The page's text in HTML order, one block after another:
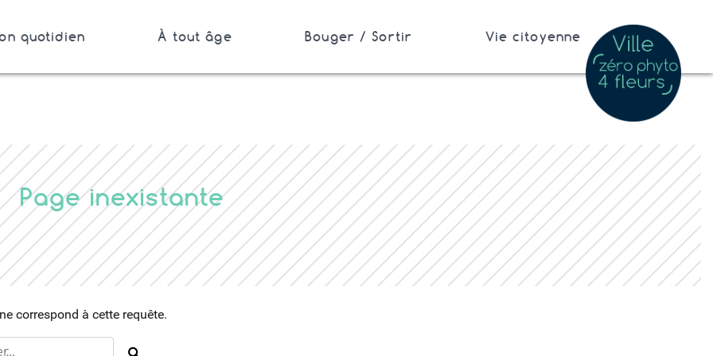
quotidien À tout âge Bouger / Sortir Vie citoyenne
Page inexistante
correspond à cette requête.